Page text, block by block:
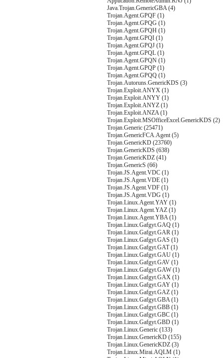
Java.Trojan.GenericGBA (4)
Trojan.Agent.GPQF (1)
Trojan.Agent.GPQG (1)
Trojan.Agent.GPQH (1)
Trojan.Agent.GPQI (1)
Trojan.Agent.GPQJ (1)
Trojan.Agent.GPQL (1)
Trojan.Agent.GPQN (1)
Trojan.Agent.GPQP (1)
Trojan.Agent.GPQQ (1)
Trojan.Autoruns.GenericKDS (3)
Trojan.Exploit.ANYX (1)
Trojan.Exploit.ANYY (1)
Trojan.Exploit.ANYZ (1)
Trojan.Exploit.ANZA (1)
Trojan.Exploit.MSOfficeExcel.GenericKDS (2)
Trojan.Generic (25471)
Trojan.GenericFCA.Agent (5)
Trojan.GenericKD (23760)
Trojan.GenericKDS (638)
Trojan.GenericKDZ (41)
Trojan.GenericS (66)
Trojan.JS.Agent.VDC (1)
Trojan.JS.Agent.VDE (1)
Trojan.JS.Agent.VDF (1)
Trojan.JS.Agent.VDG (1)
Trojan.Linux.Agent.YAY (1)
Trojan.Linux.Agent.YAZ (1)
Trojan.Linux.Agent.YBA (1)
Trojan.Linux.Gafgyt.GAQ (1)
Trojan.Linux.Gafgyt.GAR (1)
Trojan.Linux.Gafgyt.GAS (1)
Trojan.Linux.Gafgyt.GAT (1)
Trojan.Linux.Gafgyt.GAU (1)
Trojan.Linux.Gafgyt.GAV (1)
Trojan.Linux.Gafgyt.GAW (1)
Trojan.Linux.Gafgyt.GAX (1)
Trojan.Linux.Gafgyt.GAY (1)
Trojan.Linux.Gafgyt.GAZ (1)
Trojan.Linux.Gafgyt.GBA (1)
Trojan.Linux.Gafgyt.GBB (1)
Trojan.Linux.Gafgyt.GBC (1)
Trojan.Linux.Gafgyt.GBD (1)
Trojan.Linux.Generic (133)
Trojan.Linux.GenericKD (155)
Trojan.Linux.GenericKDZ (3)
Trojan.Linux.Mirai.AQLM (1)